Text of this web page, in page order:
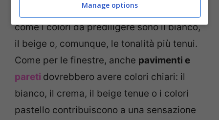
come il cotone, il lino o l’organza, così
come i colori da prediligere sono il bianco,
il beige o, comunque, le tonalità più tenui.
Come per le finestre, anche pavimenti e
pareti dovrebbero avere colori chiari: il
bianco, il crema, il beige tenue o i colori
pastello contribuiscono a una sensazione
Manage options